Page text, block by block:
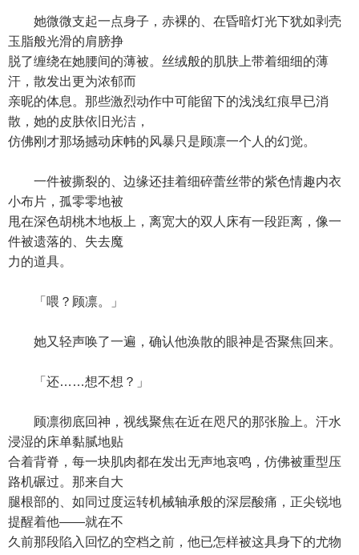
她微微支起一点身子，赤裸的、在昏暗灯光下犹如剥壳
玉脂般光滑的肩膀挣
脱了缠绕在她腰间的薄被。丝绒般的肌肤上带着细细的薄
汗，散发出更为浓郁而
亲昵的体息。那些激烈动作中可能留下的浅浅红痕早已消
散，她的皮肤依旧光洁，
仿佛刚才那场撼动床帏的风暴只是顾凛一个人的幻觉。
一件被撕裂的、边缘还挂着细碎蕾丝带的紫色情趣内衣
小布片，孤零零地被
甩在深色胡桃木地板上，离宽大的双人床有一段距离，像一
件被遗落的、失去魔
力的道具。
「喂？顾凛。」
她又轻声唤了一遍，确认他涣散的眼神是否聚焦回来。
「还……想不想？」
顾凛彻底回神，视线聚焦在近在咫尺的那张脸上。汗水
浸湿的床单黏腻地贴
合着背脊，每一块肌肉都在发出无声地哀鸣，仿佛被重型压
路机碾过。那来自大
腿根部的、如同过度运转机械轴承般的深层酸痛，正尖锐地
提醒着他——就在不
久前那段陷入回忆的空档之前，他已怎样被这具身下的尤物